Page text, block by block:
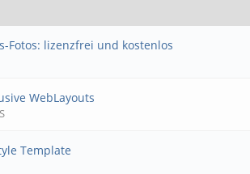
Fotos: lizenzfrei und kostenlos
WebLayouts
Template